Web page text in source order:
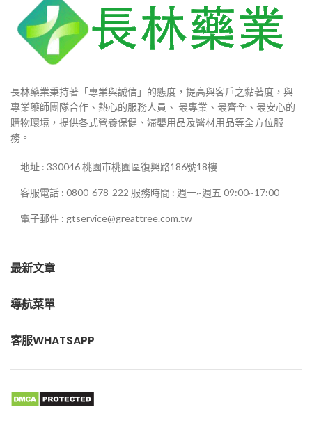
長林藥業秉持著「專業與誠信」的態度，提高與客戶之黏著度，與
專業藥師團隊合作、熱心的服務人員、 最專業、最齊全、最安心的
購物環境，提供各式營養保健、婦嬰用品及醫材用品等全方位服
務。
地址 : 330046 桃園市桃園區復興路186號18樓
客服電話 : 0800-678-222 服務時間 : 週一~週五 09:00~17:00
電子郵件 : gtservice@greattree.com.tw
最新文章
導航菜單
客服WHATSAPP